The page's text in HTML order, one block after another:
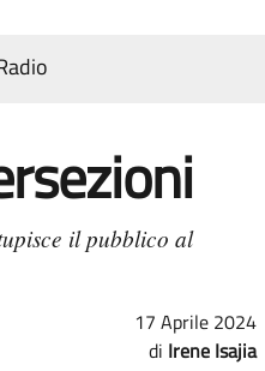
il pubblico al
17 Aprile 2024
Irene Isajia